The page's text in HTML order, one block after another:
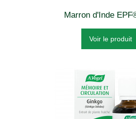
Marron d'Inde
Voir le produit